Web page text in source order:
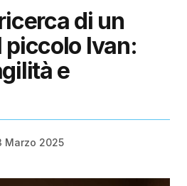
di un
Ivan:
e
Marzo 2025